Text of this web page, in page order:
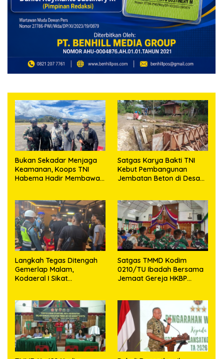
Bukan Sekadar Menjaga
Keamanan, Koops TNI
Habema Hadir Membawa
Satgas Karya Bakti TNI
Kebut Pembangunan
Jembatan Beton di Desa
Langkah Tegas Ditengah
Gemerlap Malam,
Kodaeral I Sikat
Tajam
Satgas TMMD Kodim
0210/TU Ibadah Bersama
Jemaat Gereja HKBP